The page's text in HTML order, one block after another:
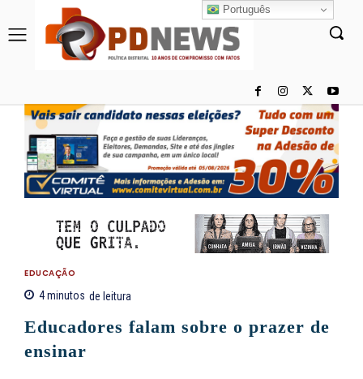
EDUCAÇÃO
4minutos de leitura
Educadores falam sobre o prazer de
ensinar
Português